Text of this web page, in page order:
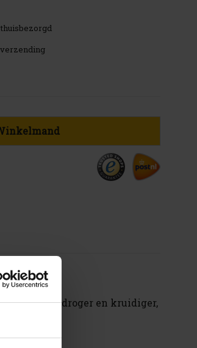
verzending
Iets droger en kruidiger,